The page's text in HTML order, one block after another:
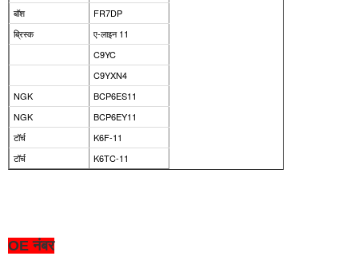
बॉश
FR7DP
ब्रिस्क
ए-लाइन 11
C9YC
C9YXN4
NGK
BCP6ES11
NGK
BCP6EY11
टॉर्च
K6F-11
टॉर्च
K6TC-11
OE नंबर